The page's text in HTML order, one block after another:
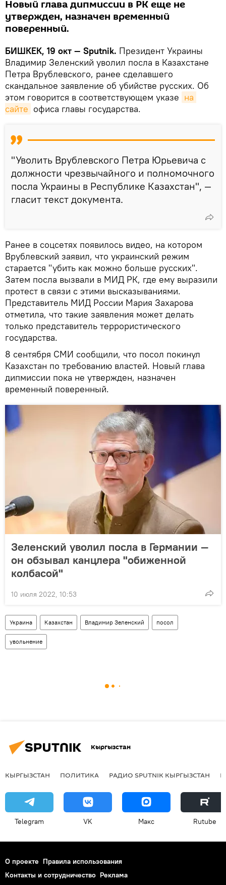
Новый глава дипмиссии в РК еще не
утвержден, назначен временный
поверенный.
БИШКЕК, 19 окт — Sputnik. Президент Украины
Владимир Зеленский уволил посла в Казахстане
Петра Врублевского, ранее сделавшего
скандальное заявление об убийстве русских. Об
этом говорится в соответствующем указе на
сайте офиса главы государства.
"Уволить Врублевского Петра Юрьевича с
должности чрезвычайного и полномочного
посла Украины в Республике Казахстан", —
гласит текст документа.
Ранее в соцсетях появилось видео, на котором
Врублевский заявил, что украинский режим
старается "убить как можно больше русских".
Затем посла вызвали в МИД РК, где ему выразили
протест в связи с этими высказываниями.
Представитель МИД России Мария Захарова
отметила, что такие заявления может делать
только представитель террористического
государства.
8 сентября СМИ сообщили, что посол покинул
Казахстан по требованию властей. Новый глава
дипмиссии пока не утвержден, назначен
временный поверенный.
Зеленский уволил посла в Германии —
он обзывал канцлера "обиженной
колбасой"
10 июля 2022, 10:53
Украина Казахстан Владимир Зеленский посол
увольнение
Кыргызстан
КЫРГЫЗСТАН ПОЛИТИКА РАДИО SPUTNIK КЫРГЫЗСТАН
Telegram VK Макс Rutube
О проекте Правила использования
Контакты и сотрудничество Реклама